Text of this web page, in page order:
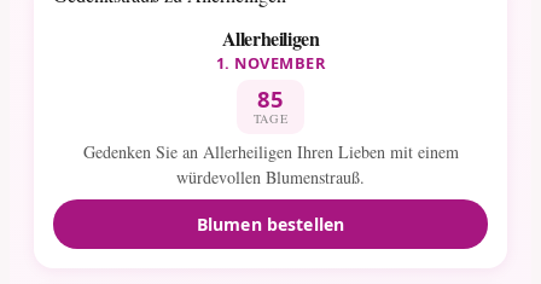
Allerheiligen
1. NOVEMBER
85
TAGE
Gedenken Sie an Allerheiligen Ihren Lieben mit einem
würdevollen Blumenstrauß.
Blumen bestellen